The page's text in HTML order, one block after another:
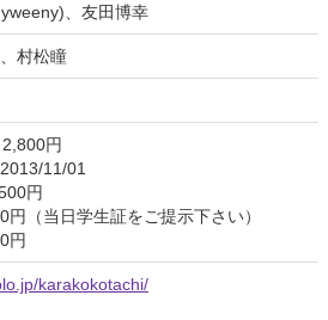
、友田博幸
村松瞳
円
11/01
円
（当日学生証をご提示下さい）
円
karakokotachi/